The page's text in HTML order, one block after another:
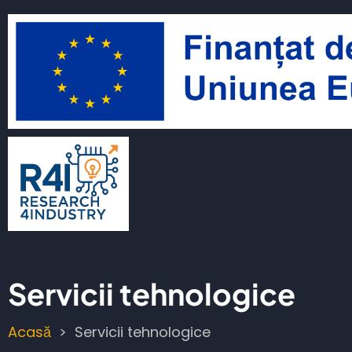
Sari
conținutul
principal
Servicii tehnologice
Breadcrumb
Acasă Servicii tehnologice